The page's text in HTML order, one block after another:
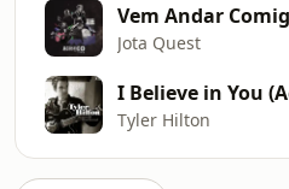
Vem Andar
Jota Quest
I Believe in You
Tyler Hilton